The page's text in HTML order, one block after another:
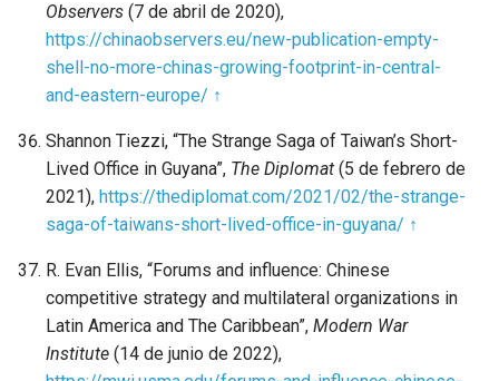
Observers (7 de abril de 2020),
https://chinaobservers.eu/new-publication-empty-
shell-no-more-chinas-growing-footprint-in-central-
and-eastern-europe/ ↑
Shannon Tiezzi, “The Strange Saga of Taiwan’s Short-
Lived Office in Guyana”, The Diplomat (5 de febrero de
2021), https://thediplomat.com/2021/02/the-strange-
saga-of-taiwans-short-lived-office-in-guyana/ ↑
R. Evan Ellis, “Forums and influence: Chinese
competitive strategy and multilateral organizations in
Latin America and The Caribbean”, Modern War
Institute (14 de junio de 2022),